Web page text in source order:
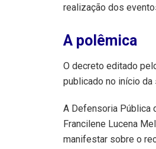
realização dos
A polêmica
O decreto editado
publicado no início
A Defensoria Pública
Francilene Lucena
manifestar sobre o